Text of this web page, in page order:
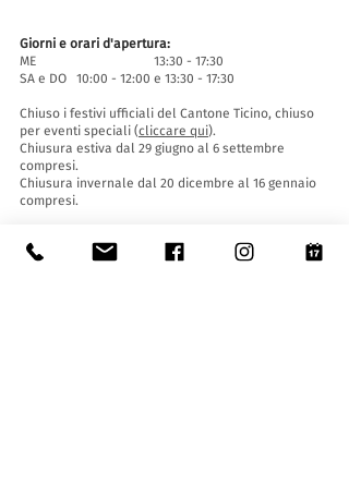
Giorni e orari d'apertura:
ME 13:30 - 17:30
SA e DO 10:00 - 12:00 e 13:30 - 17:30
Chiuso i festivi ufficiali del Cantone Ticino, chiuso
per eventi speciali (cliccare qui).
Chiusura estiva dal 29 giugno al 6 settembre
compresi.
Chiusura invernale dal 20 dicembre al 16 gennaio
compresi.
L'ingresso al Museo è gratuito per tutti.